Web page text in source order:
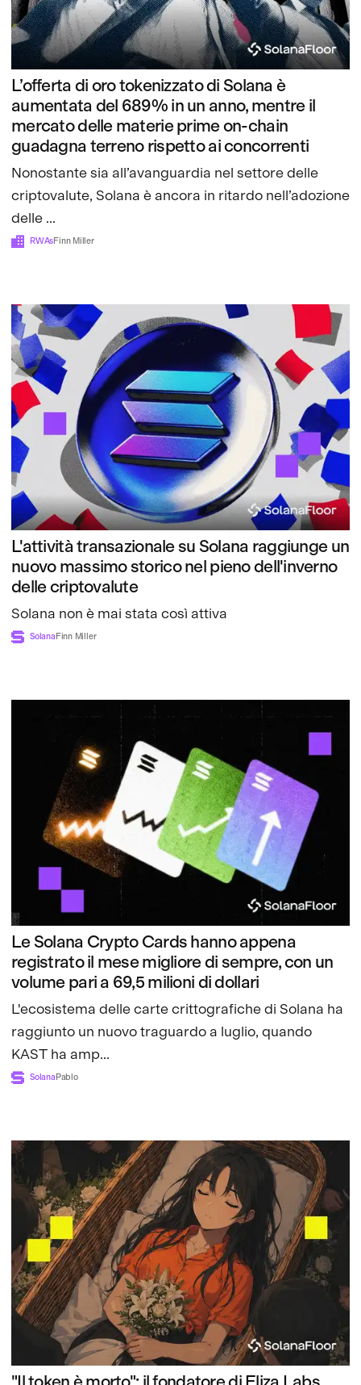
L’offerta di oro tokenizzato di Solana è
aumentata del 689% in un anno, mentre il
mercato delle materie prime on-chain
guadagna terreno rispetto ai concorrenti
Nonostante sia all’avanguardia nel settore delle
criptovalute, Solana è ancora in ritardo nell’adozione
delle ...
RWAsFinn Miller
L'attività transazionale su Solana raggiunge un
nuovo massimo storico nel pieno dell'inverno
delle criptovalute
Solana non è mai stata così attiva
SolanaFinn Miller
Le Solana Crypto Cards hanno appena
registrato il mese migliore di sempre, con un
volume pari a 69,5 milioni di dollari
L'ecosistema delle carte crittografiche di Solana ha
raggiunto un nuovo traguardo a luglio, quando
KAST ha amp...
SolanaPablo